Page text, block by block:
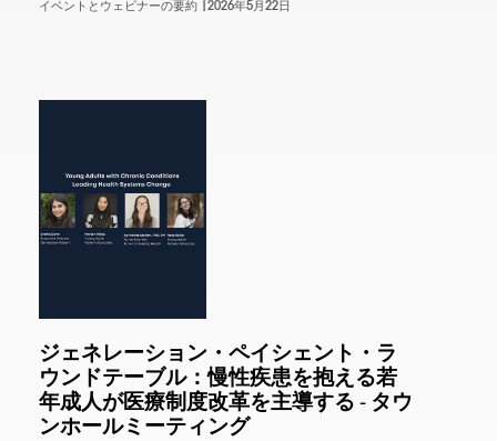
イベントとウェビナーの要約 | 2026年5月22日
ジェネレーション・ペイシェント・ラ
ウンドテーブル：慢性疾患を抱える若
年成人が医療制度改革を主導する - タウ
ンホールミーティング